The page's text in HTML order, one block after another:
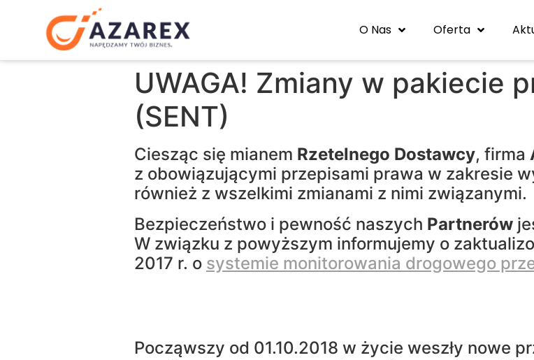
O Nas Oferta
UWAGA! Zmiany w pakiecie
(SENT)
Ciesząc się mianem Rzetelnego Dostawcy, firma
z obowiązującymi przepisami prawa w zakresie
również z wszelkimi zmianami z nimi związanymi.
Bezpieczeństwo i pewność naszych Partnerów
W związku z powyższym informujemy o
2017 r. o systemie monitorowania drogowego
Począwszy od 01.10.2018 w życie weszły nowe